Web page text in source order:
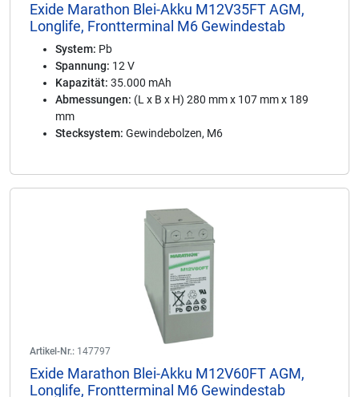
Exide Marathon Blei-Akku M12V35FT AGM,
Longlife, Frontterminal M6 Gewindestab
System: Pb
Spannung: 12 V
Kapazität: 35.000 mAh
Abmessungen: (L x B x H) 280 mm x 107 mm x 189
mm
Stecksystem: Gewindebolzen, M6
Artikel-Nr.: 147797
Exide Marathon Blei-Akku M12V60FT AGM,
Longlife, Frontterminal M6 Gewindestab